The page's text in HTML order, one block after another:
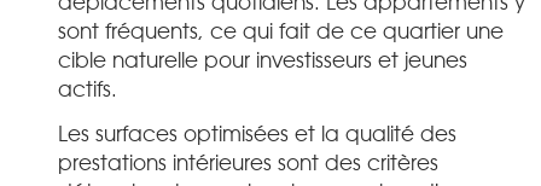
sont fréquents, ce qui fait de ce quartier une
cible naturelle pour investisseurs et jeunes
actifs.
Les surfaces optimisées et la qualité des
prestations intérieures sont des critères